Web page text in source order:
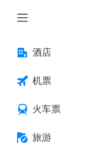
酒店
机票
火车票
旅游